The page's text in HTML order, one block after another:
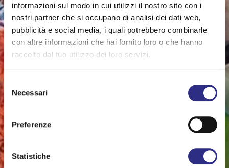
informazioni sul modo in cui utilizzi il nostro sito con i
nostri partner che si occupano di analisi dei dati web,
pubblicità e social media, i quali potrebbero combinarle
con altre informazioni che hai fornito loro o che hanno
raccolto dal tuo utilizzo dei loro servizi.
Selezione
del
consenso
Necessari
Preferenze
Statistiche